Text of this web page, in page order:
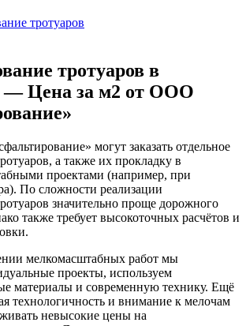
тротуаров
тротуаров в
— Цена за м2 от ООО
могут заказать отдельное
а также их прокладку в
проектами (например, при
По сложности реализации
значительно проще дорожного
также требует высокоточных расчётов и
мелкомасштабных работ мы
проекты, используем
материалы и современную технику. Ещё
технологичность и внимание к мелочам
невысокие цены на